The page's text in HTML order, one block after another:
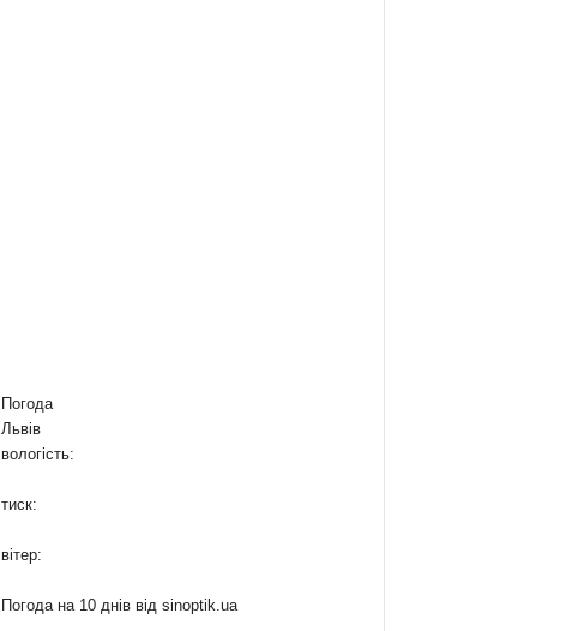
Погода
Львів
вологість:
тиск:
вітер:
Погода на 10 днів від sinoptik.ua